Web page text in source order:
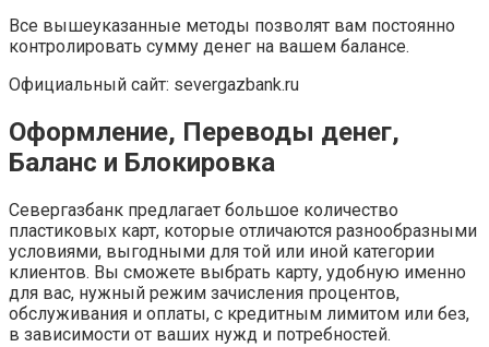
Все вышеуказанные методы позволят вам постоянно
контролировать сумму денег на вашем балансе.
Официальный сайт: severgazbank.ru
Оформление, Переводы денег,
Баланс и Блокировка
Севергазбанк предлагает большое количество
пластиковых карт, которые отличаются разнообразными
условиями, выгодными для той или иной категории
клиентов. Вы сможете выбрать карту, удобную именно
для вас, нужный режим зачисления процентов,
обслуживания и оплаты, с кредитным лимитом или без,
в зависимости от ваших нужд и потребностей.